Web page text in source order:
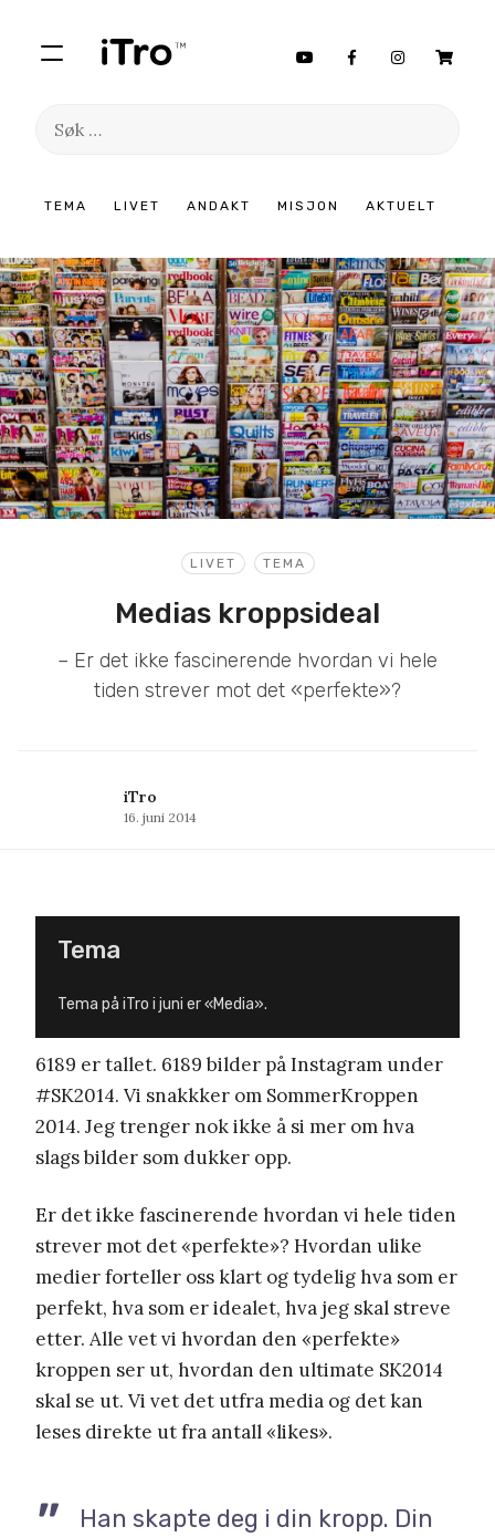
TEMA LIVET ANDAKT MISJON AKTUELT
Søk
innhold
LIVET TEMA
Medias kroppsideal
– Er det ikke fascinerende hvordan vi hele
tiden strever mot det «perfekte»?
iTro
16. juni 2014
Tema
Tema på iTro i juni er «Media».
6189 er tallet. 6189 bilder på Instagram under
#SK2014. Vi snakkker om SommerKroppen
2014. Jeg trenger nok ikke å si mer om hva
slags bilder som dukker opp.
Er det ikke fascinerende hvordan vi hele tiden
strever mot det «perfekte»? Hvordan ulike
medier forteller oss klart og tydelig hva som er
perfekt, hva som er idealet, hva jeg skal streve
etter. Alle vet vi hvordan den «perfekte»
kroppen ser ut, hvordan den ultimate SK2014
skal se ut. Vi vet det utfra media og det kan
leses direkte ut fra antall «likes».
Han skapte deg i din kropp. Din